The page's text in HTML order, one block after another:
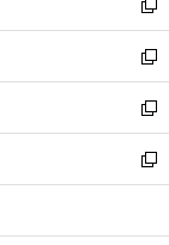
で
開
く
ド
ウ
で
開
く
ィ
ン
ド
ウ
で
開
く
い
ウ
ィ
ン
ド
ウ
で
開
新
し
い
ウ
ィ
ン
ド
ウ
開
新
し
い
ウ
ィ
ン
ウ
新
し
い
ウ
ン
新
し
ウ